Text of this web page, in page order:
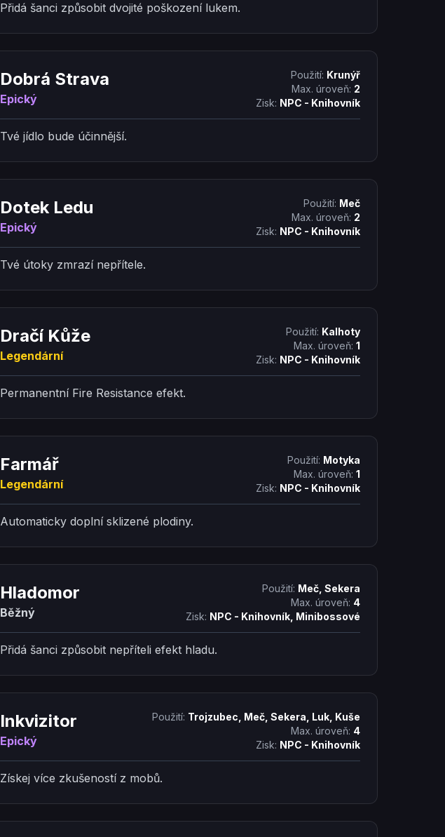
Přidá šanci způsobit dvojité poškození lukem.
Dobrá Strava
Epický
Použití: Krunýř
Max. úroveň: 2
Zisk: NPC - Knihovník
Tvé jídlo bude účinnější.
Dotek Ledu
Epický
Použití: Meč
Max. úroveň: 2
Zisk: NPC - Knihovník
Tvé útoky zmrazí nepřítele.
Dračí Kůže
Legendární
Použití: Kalhoty
Max. úroveň: 1
Zisk: NPC - Knihovník
Permanentní Fire Resistance efekt.
Farmář
Legendární
Použití: Motyka
Max. úroveň: 1
Zisk: NPC - Knihovník
Automaticky doplní sklizené plodiny.
Hladomor
Běžný
Použití: Meč, Sekera
Max. úroveň: 4
Zisk: NPC - Knihovník, Minibossové
Přidá šanci způsobit nepříteli efekt hladu.
Inkvizitor
Epický
Použití: Trojzubec, Meč, Sekera, Luk, Kuše
Max. úroveň: 4
Zisk: NPC - Knihovník
Získej více zkušeností z mobů.